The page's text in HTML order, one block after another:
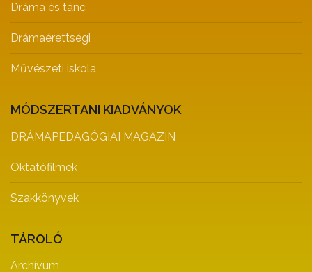
Dráma és tánc
Drámaérettségi
Művészeti iskola
MÓDSZERTANI KIADVÁNYOK
DRÁMAPEDAGÓGIAI MAGAZIN
Oktatófilmek
Szakkönyvek
TÁROLÓ
Archívum